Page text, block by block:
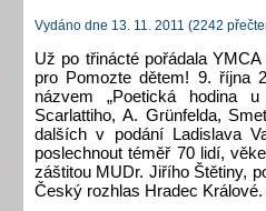
Vydáno dne 13. 11. 2011 (2242
Už po třinácté pořádala
pro Pomozte dětem! 9. října
názvem „Poetická hodina
Scarlattiho, A. Grünfelda,
dalších v podání Ladislava
poslechnout téměř 70 lidí,
záštitou MUDr. Jiřího Štětiny,
Český rozhlas Hradec Králové.